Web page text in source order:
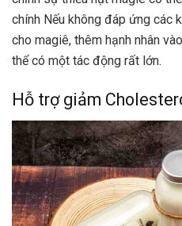
chính Nếu không đáp ứng các
cho magiê, thêm hạnh nhân
thể có một tác động rất lớn.
Hỗ trợ giảm